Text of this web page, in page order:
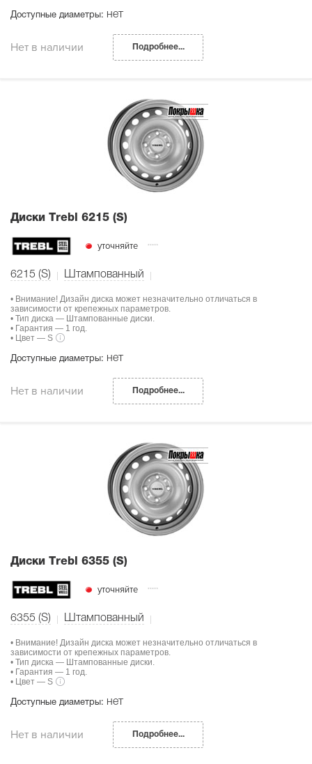
Доступные диаметры: нет
Нет в наличии Подробнее...
Диски Тrebl 6215 (S)
уточняйте
6215 (S) Штампованный
• Внимание! Дизайн диска может незначительно отличаться в
зависимости от крепежных параметров.
• Тип диска — Штампованные диски.
• Гарантия — 1 год.
• Цвет — S
Доступные диаметры: нет
Нет в наличии Подробнее...
Диски Тrebl 6355 (S)
уточняйте
6355 (S) Штампованный
• Внимание! Дизайн диска может незначительно отличаться в
зависимости от крепежных параметров.
• Тип диска — Штампованные диски.
• Гарантия — 1 год.
• Цвет — S
Доступные диаметры: нет
Нет в наличии Подробнее...